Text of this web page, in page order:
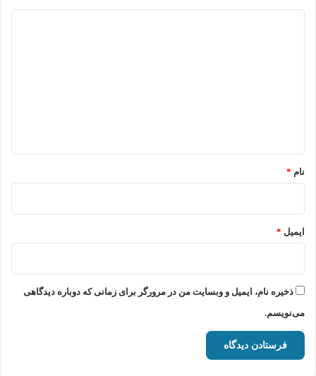
نام *
ایمیل *
ذخیره نام، ایمیل و وبسایت من در مرورگر برای زمانی که دوباره دیدگاهی
می‌نویسم.